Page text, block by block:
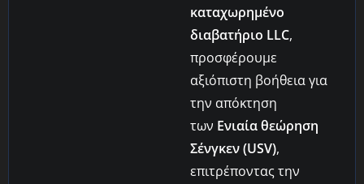
καταχωρημένο
διαβατήριο LLC,
προσφέρουμε
αξιόπιστη βοήθεια για
την απόκτηση
των Ενιαία θεώρηση
Σένγκεν (USV),
επιτρέποντας την